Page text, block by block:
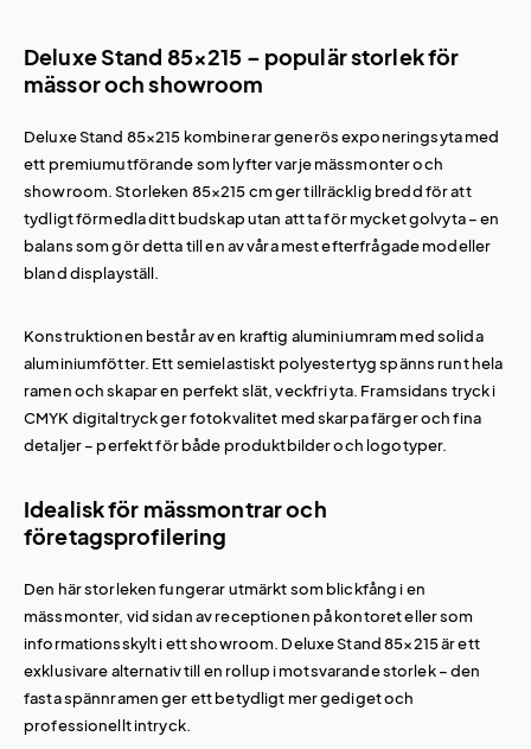
Deluxe Stand 85×215 – populär storlek för
mässor och showroom
Deluxe Stand 85×215 kombinerar generös exponeringsyta med
ett premiumutförande som lyfter varje mässmonter och
showroom. Storleken 85×215 cm ger tillräcklig bredd för att
tydligt förmedla ditt budskap utan att ta för mycket golvyta – en
balans som gör detta till en av våra mest efterfrågade modeller
bland displayställ.
Konstruktionen består av en kraftig aluminiumram med solida
aluminiumfötter. Ett semielastiskt polyestertyg spänns runt hela
ramen och skapar en perfekt slät, veckfri yta. Framsidans tryck i
CMYK digitaltryck ger fotokvalitet med skarpa färger och fina
detaljer – perfekt för både produktbilder och logotyper.
Idealisk för mässmontrar och
företagsprofilering
Den här storleken fungerar utmärkt som blickfång i en
mässmonter, vid sidan av receptionen på kontoret eller som
informationsskylt i ett showroom. Deluxe Stand 85×215 är ett
exklusivare alternativ till en rollup i motsvarande storlek – den
fasta spännramen ger ett betydligt mer gediget och
professionellt intryck.